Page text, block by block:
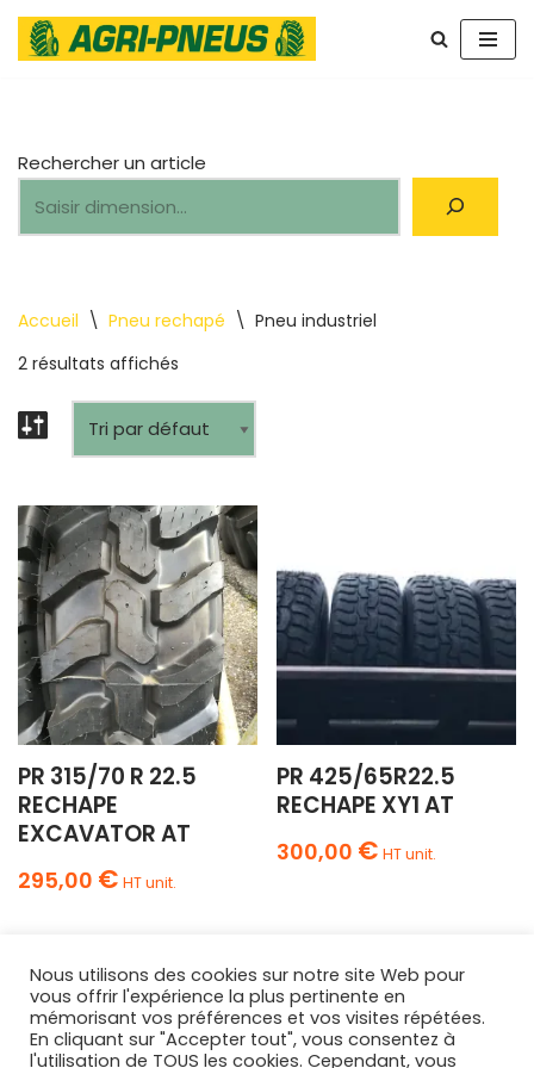
Aller
Accueil \ Pneu rechapé \ Pneu industriel
2 résultats affichés
PR 315/70 R 22.5
RECHAPE
EXCAVATOR AT
295,00 € HT unit.
PR 425/65R22.5
RECHAPE XY1 AT
300,00 € HT unit.
Rechercher un article
Nous utilisons des cookies sur notre site Web pour
vous offrir l'expérience la plus pertinente en
mémorisant vos préférences et vos visites répétées.
En cliquant sur "Accepter tout", vous consentez à
l'utilisation de TOUS les cookies. Cependant, vous